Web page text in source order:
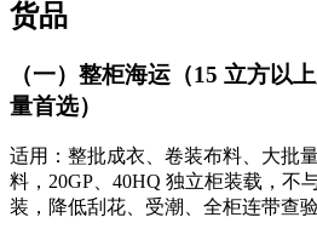
货品
（一）整柜海运（15 立方以
量首选）
适用：整批成衣、卷装布料、大批
料，20GP、40HQ 独立柜装载，不
装，降低刮花、受潮、全柜连带查验